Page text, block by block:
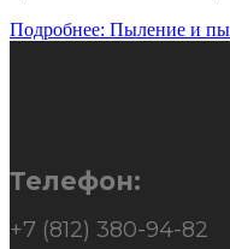
Подробнее: Пыление и
Телефон:
+7 (812) 380-94-82